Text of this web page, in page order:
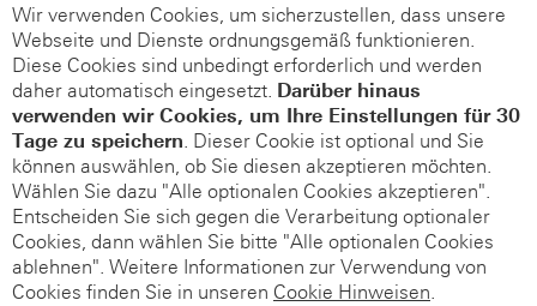
Wir verwenden Cookies, um sicherzustellen, dass unsere
Webseite und Dienste ordnungsgemäß funktionieren.
Diese Cookies sind unbedingt erforderlich und werden
daher automatisch eingesetzt. Darüber hinaus
verwenden wir Cookies, um Ihre Einstellungen für 30
Tage zu speichern. Dieser Cookie ist optional und Sie
können auswählen, ob Sie diesen akzeptieren möchten.
Wählen Sie dazu "Alle optionalen Cookies akzeptieren".
Entscheiden Sie sich gegen die Verarbeitung optionaler
Cookies, dann wählen Sie bitte "Alle optionalen Cookies
ablehnen". Weitere Informationen zur Verwendung von
Cookies finden Sie in unseren Cookie Hinweisen.